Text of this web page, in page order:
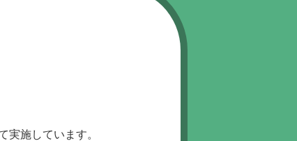
実施しています。